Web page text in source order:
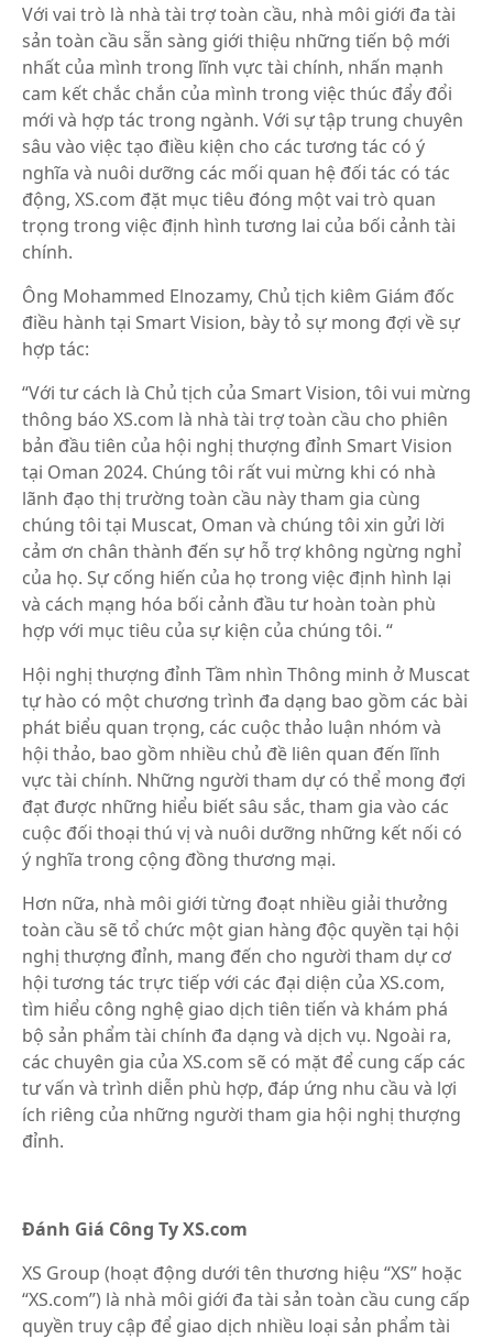
Với vai trò là nhà tài trợ toàn cầu, nhà môi giới đa tài
sản toàn cầu sẵn sàng giới thiệu những tiến bộ mới
nhất của mình trong lĩnh vực tài chính, nhấn mạnh
cam kết chắc chắn của mình trong việc thúc đẩy đổi
mới và hợp tác trong ngành. Với sự tập trung chuyên
sâu vào việc tạo điều kiện cho các tương tác có ý
nghĩa và nuôi dưỡng các mối quan hệ đối tác có tác
động, XS.com đặt mục tiêu đóng một vai trò quan
trọng trong việc định hình tương lai của bối cảnh tài
chính.
Ông Mohammed Elnozamy, Chủ tịch kiêm Giám đốc
điều hành tại Smart Vision, bày tỏ sự mong đợi về sự
hợp tác:
“Với tư cách là Chủ tịch của Smart Vision, tôi vui mừng
thông báo XS.com là nhà tài trợ toàn cầu cho phiên
bản đầu tiên của hội nghị thượng đỉnh Smart Vision
tại Oman 2024. Chúng tôi rất vui mừng khi có nhà
lãnh đạo thị trường toàn cầu này tham gia cùng
chúng tôi tại Muscat, Oman và chúng tôi xin gửi lời
cảm ơn chân thành đến sự hỗ trợ không ngừng nghỉ
của họ. Sự cống hiến của họ trong việc định hình lại
và cách mạng hóa bối cảnh đầu tư hoàn toàn phù
hợp với mục tiêu của sự kiện của chúng tôi. “
Hội nghị thượng đỉnh Tầm nhìn Thông minh ở Muscat
tự hào có một chương trình đa dạng bao gồm các bài
phát biểu quan trọng, các cuộc thảo luận nhóm và
hội thảo, bao gồm nhiều chủ đề liên quan đến lĩnh
vực tài chính. Những người tham dự có thể mong đợi
đạt được những hiểu biết sâu sắc, tham gia vào các
cuộc đối thoại thú vị và nuôi dưỡng những kết nối có
ý nghĩa trong cộng đồng thương mại.
Hơn nữa, nhà môi giới từng đoạt nhiều giải thưởng
toàn cầu sẽ tổ chức một gian hàng độc quyền tại hội
nghị thượng đỉnh, mang đến cho người tham dự cơ
hội tương tác trực tiếp với các đại diện của XS.com,
tìm hiểu công nghệ giao dịch tiên tiến và khám phá
bộ sản phẩm tài chính đa dạng và dịch vụ. Ngoài ra,
các chuyên gia của XS.com sẽ có mặt để cung cấp các
tư vấn và trình diễn phù hợp, đáp ứng nhu cầu và lợi
ích riêng của những người tham gia hội nghị thượng
đỉnh.
Đánh Giá Công Ty XS.com
XS Group (hoạt động dưới tên thương hiệu “XS” hoặc
“XS.com”) là nhà môi giới đa tài sản toàn cầu cung cấp
quyền truy cập để giao dịch nhiều loại sản phẩm tài